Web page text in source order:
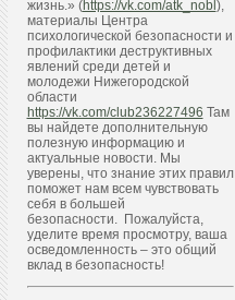
жизнь.» (https://vk.com/atk_nobl ),
материалы Центра
психологической безопасности и
профилактики деструктивных
явлений среди детей и
молодежи Нижегородской
области
https://vk.com/club236227496 Там
вы найдете дополнительную
полезную информацию и
актуальные новости. Мы
уверены, что знание этих правил
поможет нам всем чувствовать
себя в большей
безопасности. Пожалуйста,
уделите время просмотру, ваша
осведомленность – это общий
вклад в безопасность!